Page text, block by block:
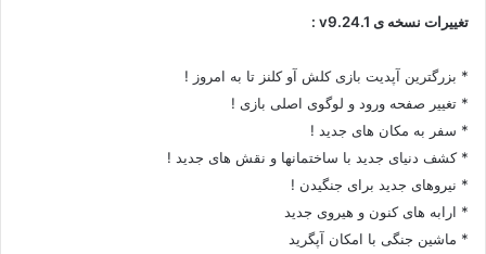
تغییرات نسخه ی v9.24.1 :
* بزرگترین آپدیت بازی کلش آو کلنز تا به امروز !
* تغییر صفحه ورود و لوگوی اصلی بازی !
* سفر به مکان های جدید !
* کشف دنیای جدید با ساختمانها و نقش های جدید !
* نیروهای جدید برای جنگیدن !
* ارابه های کنون و هیروی جدید
* ماشین جنگی با امکان آپگرید